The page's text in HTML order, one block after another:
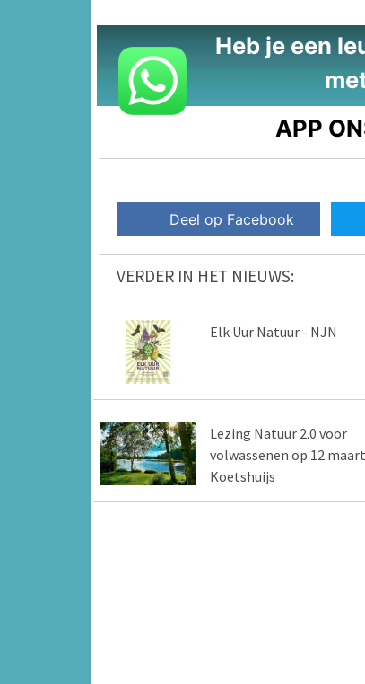
Heb je een
APP
Deel op Facebook
VERDER IN HET NIEUWS:
Elk Uur Natuur - NJN
Lezing Natuur 2.0 voor
volwassenen op 12
Koetshuijs